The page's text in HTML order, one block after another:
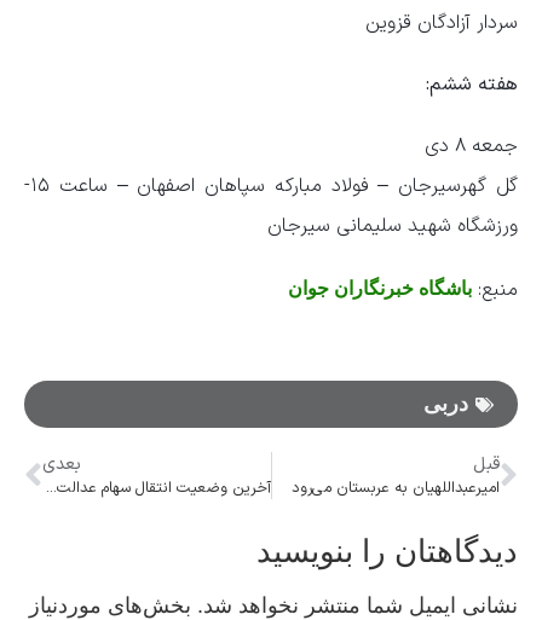
سردار آزادگان قزوین
هفته ششم:
جمعه ۸ دی
گل گهرسیرجان – فولاد مبارکه سپاهان اصفهان – ساعت ۱۵-
ورزشگاه شهید سلیمانی سیرجان
منبع: باشگاه خبرنگاران جوان
دربی
قبل
امیرعبداللهیان به عربستان می‌رود
بعدی
آخرین وضعیت انتقال سهام عدالت متوفیان به وراث
دیدگاهتان را بنویسید
نشانی ایمیل شما منتشر نخواهد شد. بخش‌های موردنیاز